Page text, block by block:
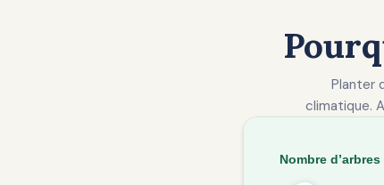
Planter
climatique.
Nombre